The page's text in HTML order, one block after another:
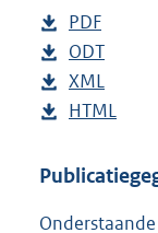
D
o
w
n
o
PDF
e
s
t
n
D
o
w
l
ODT
s
a
D
o
n
XML
e
t
D
w
HTML
s